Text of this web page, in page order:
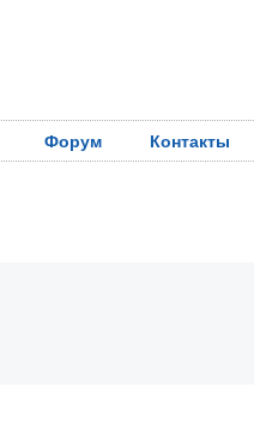
Форум Контакты